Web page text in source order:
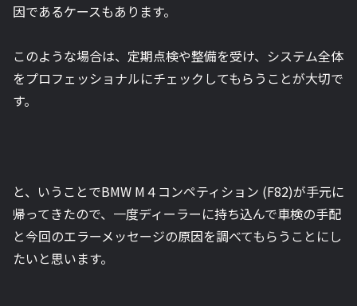
因であるケースもあります。
このような場合は、定期点検や整備を受け、システム全体
をプロフェッショナルにチェックしてもらうことが大切で
す。
と、いうことでBMW M４コンペティション (F82)が手元に
帰ってきたので、一度ディーラーに持ち込んで車検の手配
と今回のエラーメッセージの原因を調べてもらうことにし
たいと思います。